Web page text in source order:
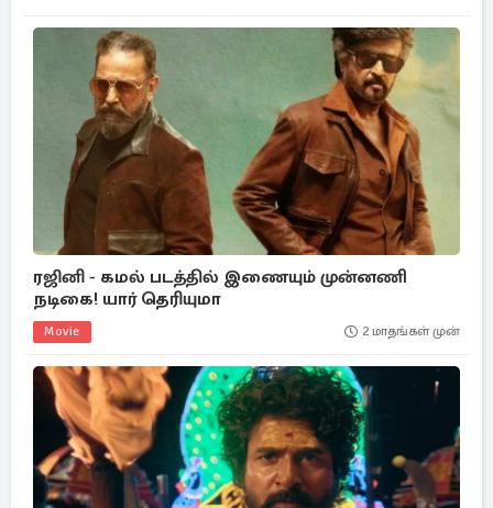
ரஜினி - கமல் படத்தில் இணையும் முன்னணி
நடிகை! யார் தெரியுமா
Movie 2 மாதங்கள் முன்